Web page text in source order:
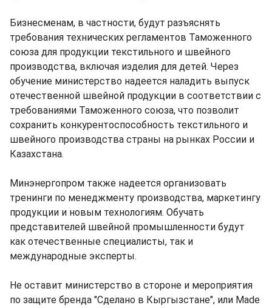
Бизнесменам, в частности, будут разъяснять
требования технических регламентов Таможенного
союза для продукции текстильного и швейного
производства, включая изделия для детей. Через
обучение министерство надеется наладить выпуск
отечественной швейной продукции в соответствии с
требованиями Таможенного союза, что позволит
сохранить конкурентоспособность текстильного и
швейного производства страны на рынках России и
Казахстана.
Минэнергопром также надеется организовать
тренинги по менеджменту производства, маркетингу
продукции и новым технологиям. Обучать
представителей швейной промышленности будут
как отечественные специалисты, так и
международные эксперты.
Не оставит министерство в стороне и мероприятия
по защите бренда "Сделано в Кыргызстане", или Made